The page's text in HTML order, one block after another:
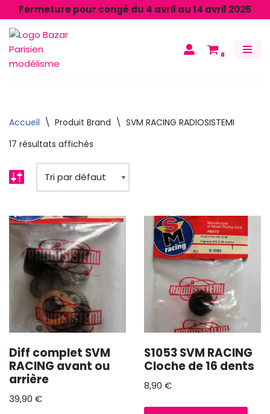
Aller
au
contenu
Fermeture pour congé du 4 avril au 14 avril 2025
0
Accueil \ Produit Brand \ SVM RACING RADIOSISTEMI
17 résultats affichés
Diff complet SVM
RACING avant ou
arrière
39,90 €
S1053 SVM RACING
Cloche de 16 dents
8,90 €